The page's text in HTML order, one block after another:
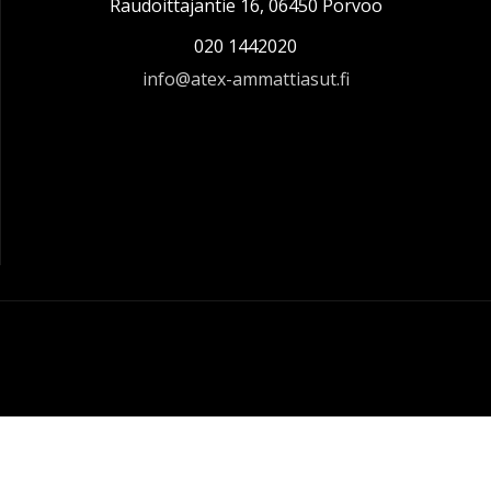
Raudoittajantie 16, 06450 Porvoo
020 1442020
info@atex-ammattiasut.fi